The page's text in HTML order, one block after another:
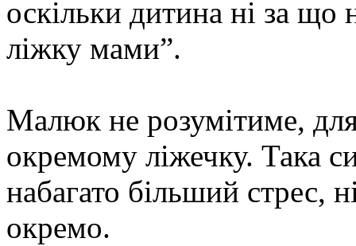
оскільки дитина ні за що
ліжку мами”.
Малюк не розумітиме,
окремому ліжечку. Така
набагато більший стрес,
окремо.